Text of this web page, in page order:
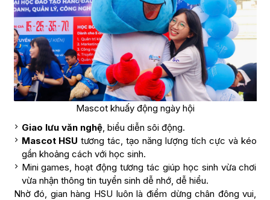
Mascot khuấy động ngày hội
Giao lưu văn nghệ, biểu diễn sôi động.
Mascot HSU tương tác, tạo năng lượng tích cực và kéo
gần khoảng cách với học sinh.
Mini games, hoạt động tương tác giúp học sinh vừa chơi
vừa nhận thông tin tuyển sinh dễ nhớ, dễ hiểu.
Nhờ đó, gian hàng HSU luôn là điểm dừng chân đông vui,